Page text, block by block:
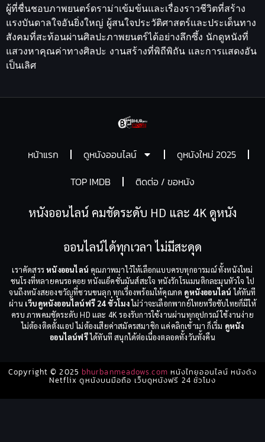
ผู้ที่ชื่นชอบภาพยนตร์ดราม่าเข้มข้นและเรื่องราวชีวิตที่สร้าง
แรงบันดาลใจอันยิ่งใหญ่ ผู้สนใจประวัติศาสตร์และประเด็นทาง
สังคมที่สะท้อนผ่านศิลปะภาพยนตร์ได้อย่างลึกซึ้ง นักดูหนังที่
แสวงหาคุณค่าทางศิลปะ งานสร้างที่พิถีพิถัน และการแสดงอัน
เป็นเลิศ
หน้าแรก ดูหนังออนไลน์
ดูหนังใหม่ 2025
TOP IMDB
ติดต่อ / ขอหนัง
หนังออนไลน์ คมชัดระดับ HD และ 4K ดูหนัง
ออนไลน์ได้ทุกเวลา ไม่มีสะดุด
เราคัดสรรหนังออนไลน์ คุณภาพมาไว้ให้เลือกแบบครบทุกอารมณ์ ทั้งหนังใหม่
ชนโรงที่หลายคนรอคอย หนังแอ็คชั่นมันส์สะใจ หนังรักโรแมนติกละมุนหัวใจ ไป
จนถึงหนังสยองขวัญที่ชวนขนลุก ทุกเรื่องพร้อมให้คุณกด ดูหนังออนไลน์ ได้ทันที
ผ่าน เว็บดูหนังออนไลน์ฟรี 24 ชั่วโมงไม่ว่าจะเลือกพากย์ไทยหรือซับไทยก็มีให้
ครบ ภาพคมชัดระดับ HD และ 4K รองรับการใช้งานผ่านทุกอุปกรณ์ ใช้งานง่าย
ไม่ต้องติดตั้งแอป ไม่ต้องเสียค่าสมัครสมาชิก แค่คลิกเข้ามา ก็เริ่ม ดูหนัง
ออนไลน์ฟรีได้ทันที สนุกได้ต่อเนื่องตลอดทั้งวันทั้งคืน
Copyright © 2025 bhurbanmeadows.com หนังไทยออนไลน์ หนังดัง
Netflix ดูหนังบนมือถือ เว็บดูหนังฟรี 24 ชั่วโมง